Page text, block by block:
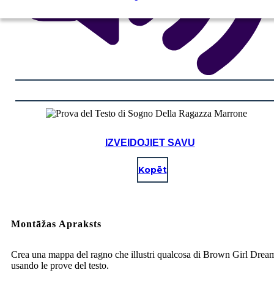
IZVEIDOJIET SAVU
Kopēt
Montāžas Apraksts
Crea una mappa del ragno che illustri qualcosa di Brown Girl
usando le prove del testo.